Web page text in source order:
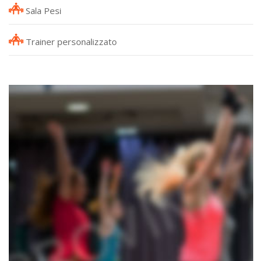
Sala Pesi
Trainer personalizzato